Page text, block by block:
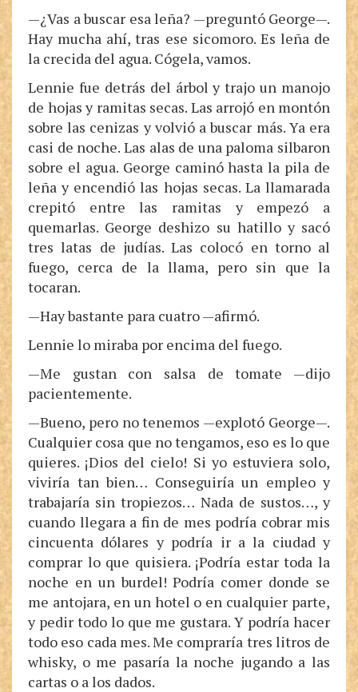
—¿Vas a buscar esa leña? —preguntó George—.
Hay mucha ahí, tras ese sicomoro. Es leña de
la crecida del agua. Cógela, vamos.
Lennie fue detrás del árbol y trajo un manojo
de hojas y ramitas secas. Las arrojó en montón
sobre las cenizas y volvió a buscar más. Ya era
casi de noche. Las alas de una paloma silbaron
sobre el agua. George caminó hasta la pila de
leña y encendió las hojas secas. La llamarada
crepitó entre las ramitas y empezó a
quemarlas. George deshizo su hatillo y sacó
tres latas de judías. Las colocó en torno al
fuego, cerca de la llama, pero sin que la
tocaran.
—Hay bastante para cuatro —afirmó.
Lennie lo miraba por encima del fuego.
—Me gustan con salsa de tomate —dijo
pacientemente.
—Bueno, pero no tenemos —explotó George—.
Cualquier cosa que no tengamos, eso es lo que
quieres. ¡Dios del cielo! Si yo estuviera solo,
viviría tan bien… Conseguiría un empleo y
trabajaría sin tropiezos… Nada de sustos…, y
cuando llegara a fin de mes podría cobrar mis
cincuenta dólares y podría ir a la ciudad y
comprar lo que quisiera. ¡Podría estar toda la
noche en un burdel! Podría comer donde se
me antojara, en un hotel o en cualquier parte,
y pedir todo lo que me gustara. Y podría hacer
todo eso cada mes. Me compraría tres litros de
whisky, o me pasaría la noche jugando a las
cartas o a los dados.